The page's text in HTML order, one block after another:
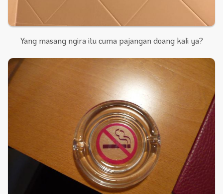
Yang masang ngira itu cuma pajangan doang kali ya?